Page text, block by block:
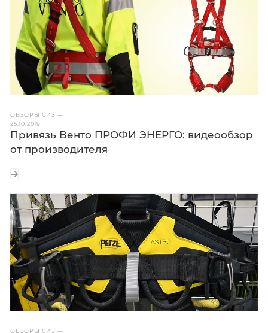
ОБЗОРЫ СИЗ —
25.10.2019
Привязь Венто ПРОФИ ЭНЕРГО: видеообзор
от производителя
ОБЗОРЫ СИЗ —